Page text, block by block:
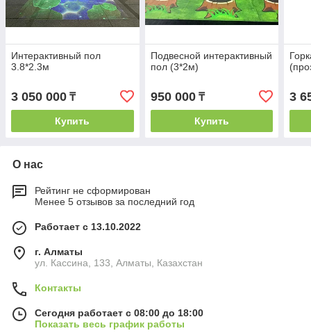
Интерактивный пол
3.8*2.3м
3 050 000 ₸
Купить
Подвесной интерактивный
пол (3*2м)
950 000₸
Купить
3
О нас
Рейтинг не сформирован
Менее 5 отзывов за последний год
Работает с 13.10.2022
г. Алматы
ул. Кассина, 133, Алматы, Казахстан
Контакты
Сегодня работает с 08:00 до 18:00
Показать весь график работы